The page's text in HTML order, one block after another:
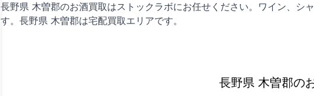
長野県 木曽郡のお酒買取はストックラボにお任せください。ワイン、シ
す。長野県 木曽郡は宅配買取エリアです。
長野県 木曽郡の